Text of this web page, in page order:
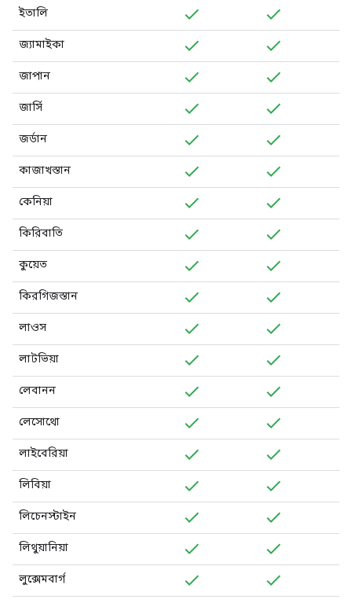
ইতালি
জ্যামাইকা
জাপান
জার্সি
জর্ডান
কাজাখস্তান
কেনিয়া
কিরিবাতি
কুয়েত
কিরগিজস্তান
লাওস
লাটভিয়া
লেবানন
লেসোথো
লাইবেরিয়া
লিবিয়া
লিচেনস্টাইন
লিথুয়ানিয়া
লুক্সেমবার্গ